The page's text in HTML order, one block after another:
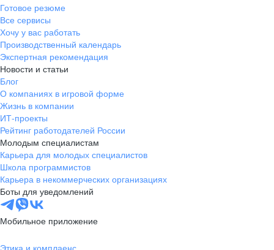
Готовое резюме
Все сервисы
Хочу у вас работать
Производственный календарь
Экспертная рекомендация
Новости и статьи
Блог
О компаниях в игровой форме
Жизнь в компании
ИТ-проекты
Рейтинг работодателей России
Молодым специалистам
Карьера для молодых специалистов
Школа программистов
Карьера в некоммерческих организациях
Боты для уведомлений
Мобильное приложение